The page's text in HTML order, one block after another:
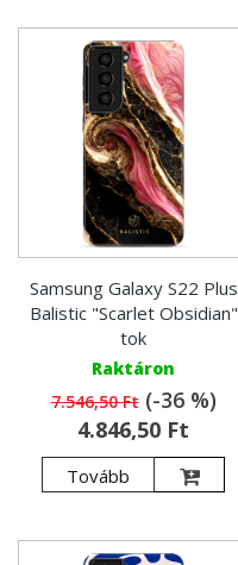
Samsung Galaxy S22 Plus
Balistic "Scarlet Obsidian"
tok
Raktáron
7.546,50 Ft(-36 %)
4.846,50 Ft
Tovább